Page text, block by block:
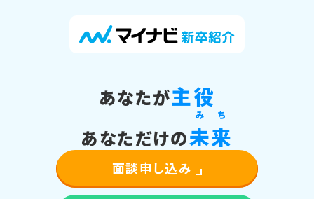
あなたが主役
あなただけの未
み
来
ち
面談申し込み